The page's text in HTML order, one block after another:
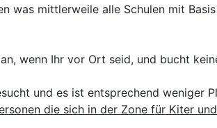
was mittlerweile alle Schulen mit
wenn Ihr vor Ort seid, und bucht
und es ist entsprechend weniger
die sich in der Zone für Kiter